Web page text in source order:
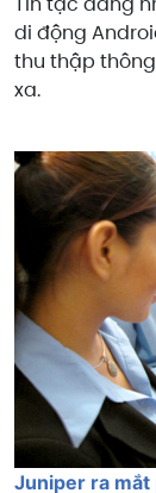
di động
thu thập
xa.
Juniper ra mắt